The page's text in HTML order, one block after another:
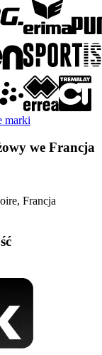
marki
we Francja
Francja